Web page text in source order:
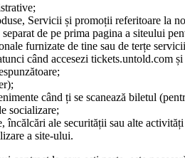
Servicii și promoții referitoare la
de pe prima pagina a siteului
furnizate de tine sau de terțe
când accesezi tickets.untold.com
când ți se scanează biletul
socializare;
încălcări ale securității sau alte
a site-ului.